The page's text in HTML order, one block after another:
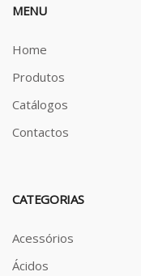
MENU
Home
Produtos
Catálogos
Contactos
CATEGORIAS
Acessórios
Ácidos